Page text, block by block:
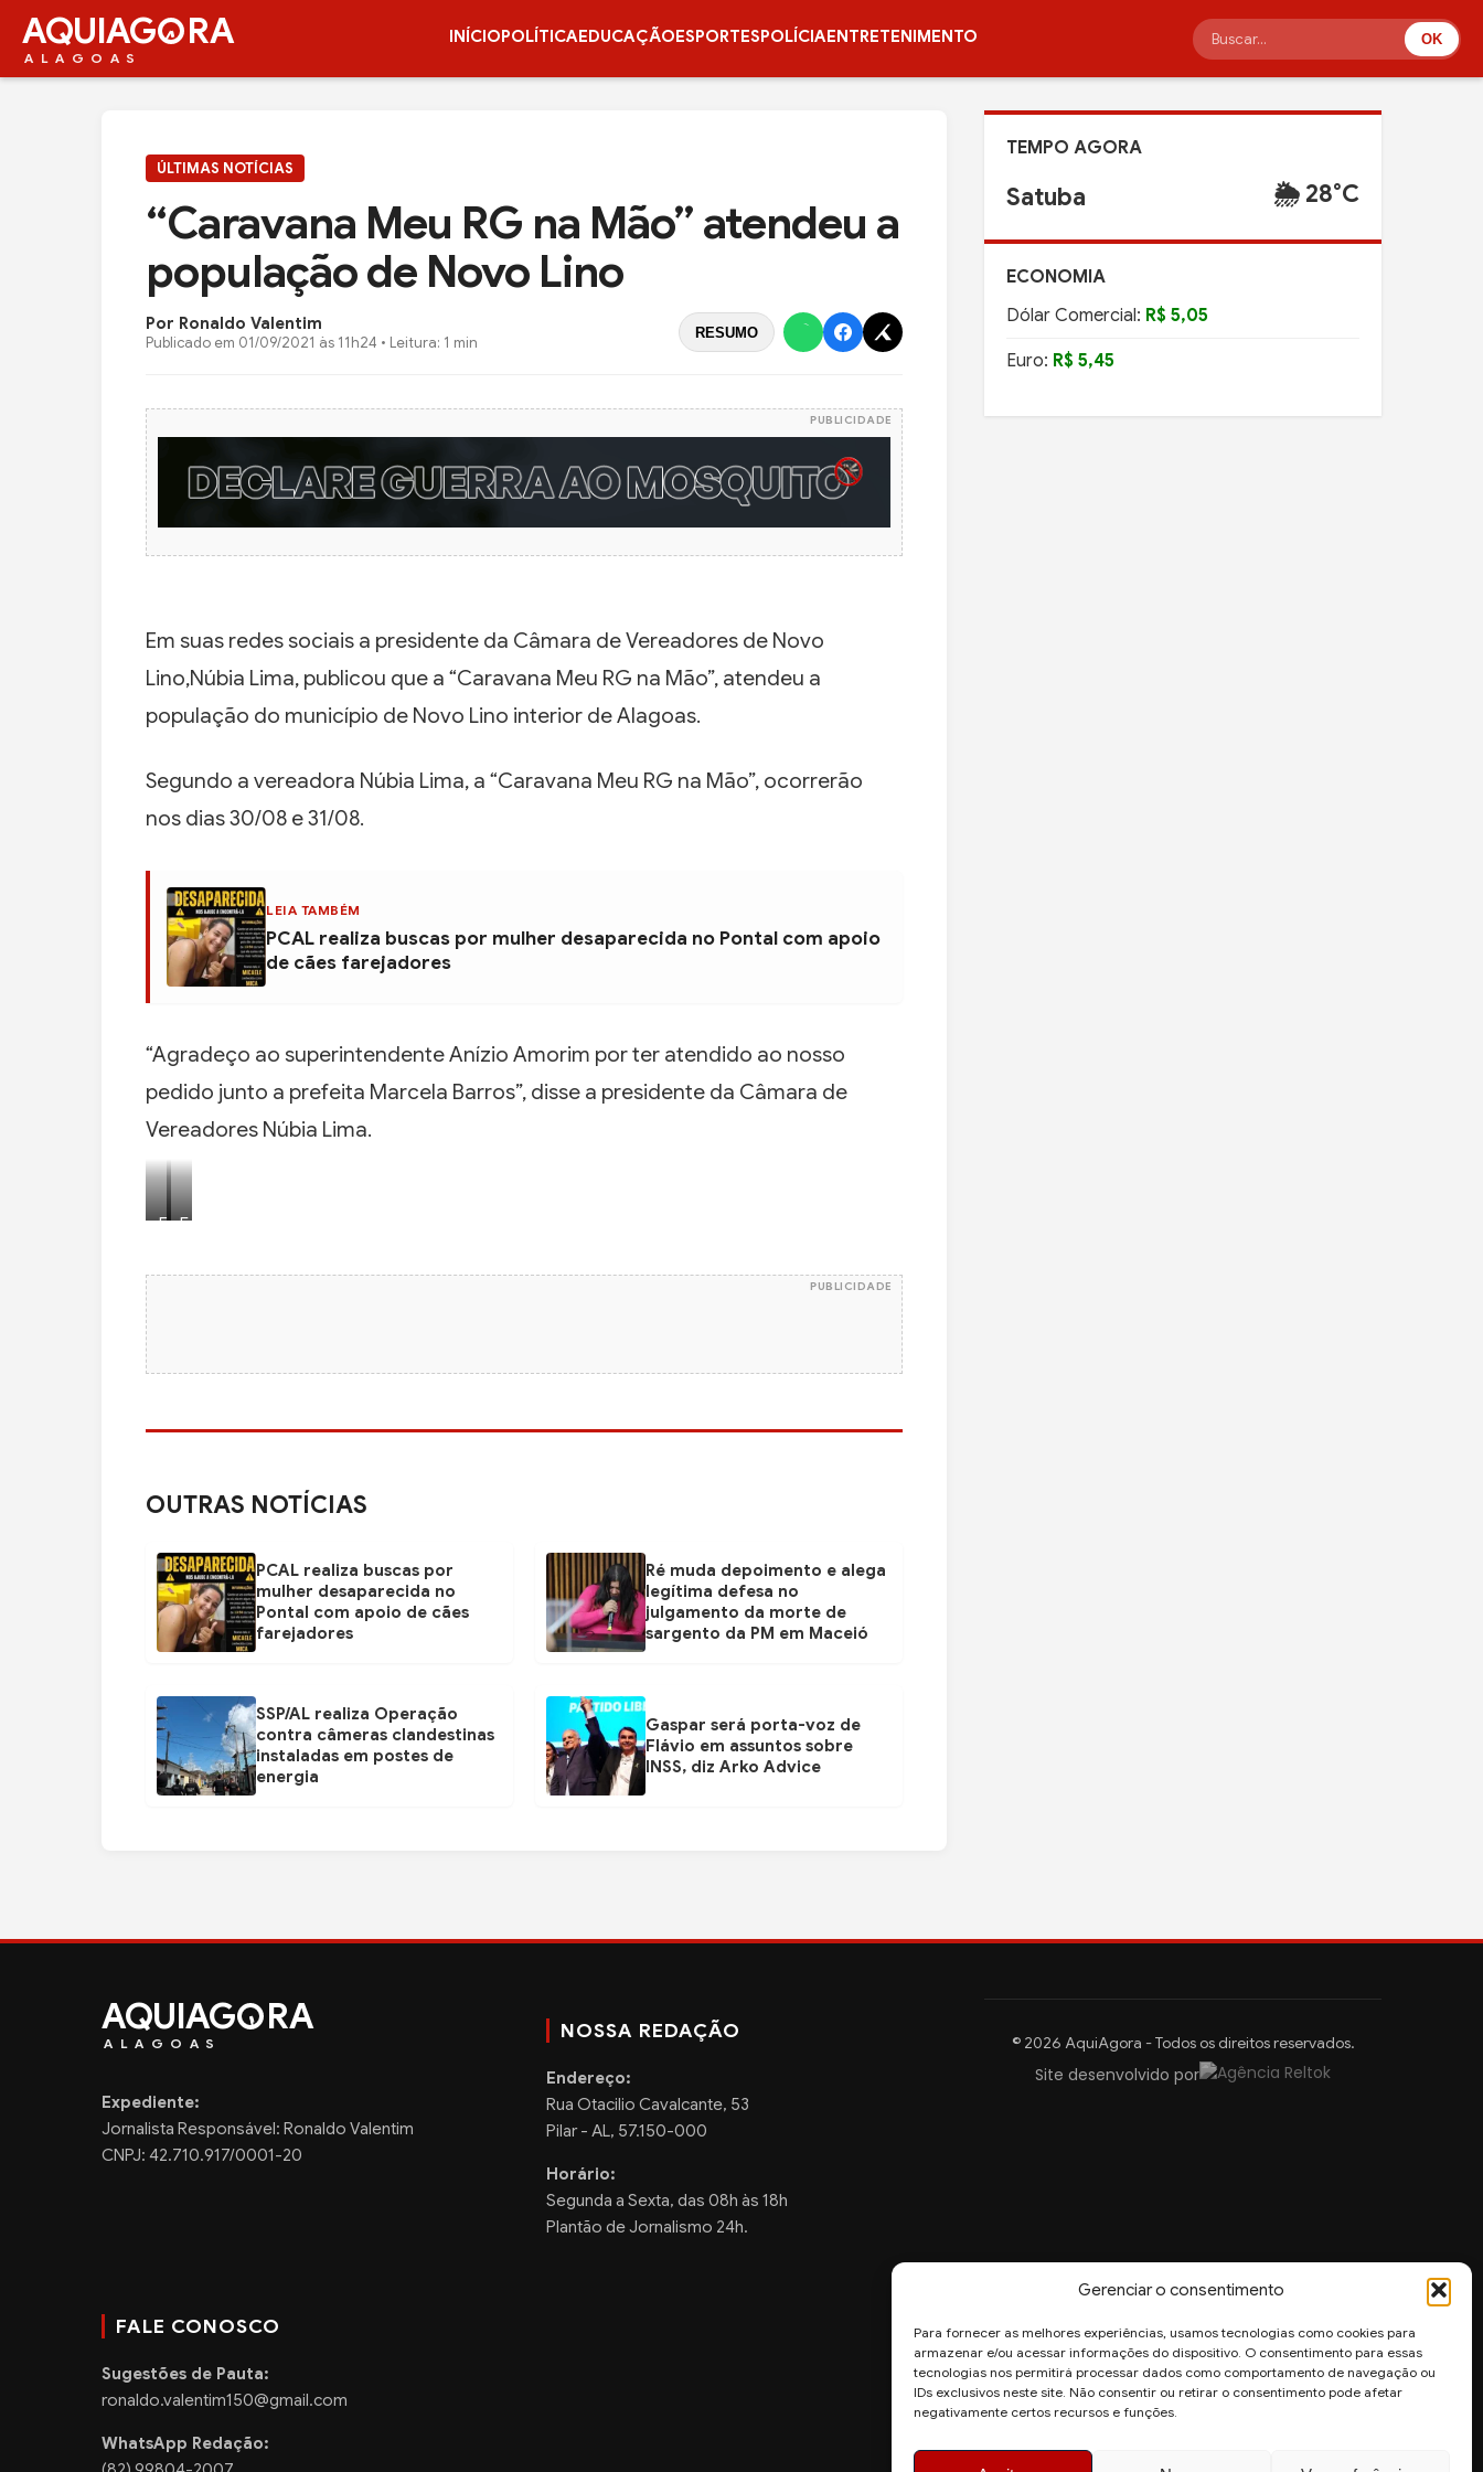
Gerenciar o consentimento
Para fornecer as melhores experiências, usamos tecnologias como cookies para
armazenar e/ou acessar informações do dispositivo. O consentimento para essas
tecnologias nos permitirá processar dados como comportamento de navegação ou
IDs exclusivos neste site. Não consentir ou retirar o consentimento pode afetar
negativamente certos recursos e funções.
AQUIAG RA
ALAGOAS
INÍCIOPOLÍTICAEDUCAÇÃOESPORTESPOLÍCIAENTRETENIMENTO OK
ÚLTIMAS NOTÍCIAS
“Caravana Meu RG na Mão” atendeu a
população de Novo Lino
Por Ronaldo Valentim
Publicado em 01/09/2021 às 11h24 • Leitura: 1 min
RESUMO
PUBLICIDADE
Em suas redes sociais a presidente da Câmara de Vereadores de Novo
Lino,Núbia Lima, publicou que a “Caravana Meu RG na Mão”, atendeu a
população do município de Novo Lino interior de Alagoas.
Segundo a vereadora Núbia Lima, a “Caravana Meu RG na Mão”, ocorrerão
nos dias 30/08 e 31/08.
LEIA TAMBÉM
PCAL realiza buscas por mulher desaparecida no Pontal com apoio
de cães farejadores
“Agradeço ao superintendente Anízio Amorim por ter atendido ao nosso
pedido junto a prefeita Marcela Barros”, disse a presidente da Câmara de
Vereadores Núbia Lima.
F
R
d
s
o
c
i
s
F
R
d
s
o
c
i
a
s
PUBLICIDADE
OUTRAS NOTÍCIAS
PCAL realiza buscas por
mulher desaparecida no
Pontal com apoio de cães
farejadores
Ré muda depoimento e alega
legítima defesa no
julgamento da morte de
sargento da PM em Maceió
SSP/AL realiza Operação
contra câmeras clandestinas
instaladas em postes de
energia
Gaspar será porta-voz de
Flávio em assuntos sobre
INSS, diz Arko Advice
TEMPO AGORA
Satuba 🌦️ 28°C
ECONOMIA
Dólar Comercial: R$ 5,05
Euro: R$ 5,45
AQUIAG RA
ALAGOAS
Expediente:
Jornalista Responsável: Ronaldo Valentim
CNPJ: 42.710.917/0001-20
NOSSA REDAÇÃO
Endereço:
Rua Otacilio Cavalcante, 53
Pilar - AL, 57.150-000
Horário:
Segunda a Sexta, das 08h às 18h
Plantão de Jornalismo 24h.
FALE CONOSCO
Sugestões de Pauta:
ronaldo.valentim150@gmail.com
WhatsApp Redação:
© 2026 AquiAgora - Todos os direitos reservados.
Site desenvolvido por